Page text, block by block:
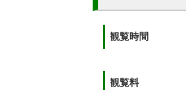
観覧時間
観覧料